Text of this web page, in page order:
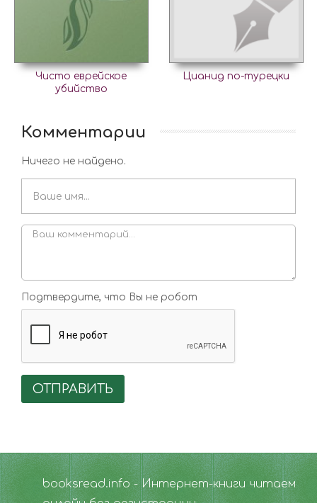
Чисто еврейское
убийство
Цианид по-турецки
Комментарии
Ничего не найдено.
Подтвердите, что Вы не робот
ОТПРАВИТЬ
booksread.info - Интернет-книги читаем